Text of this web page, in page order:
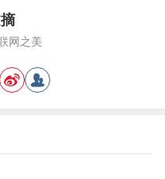
堆孩子，但…
网之美